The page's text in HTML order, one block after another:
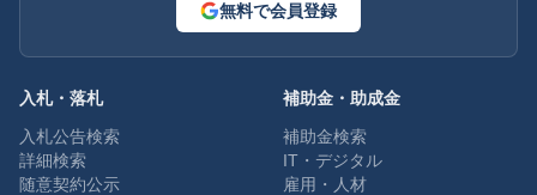
無料で会員登録
入札・落札
入札公告検索
詳細検索
随意契約公示
補助金・助成金
補助金検索
IT・デジタル
雇用・人材